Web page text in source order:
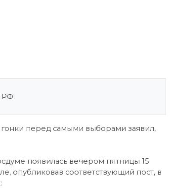
РФ.
перед самыми выборами заявил,
появилась вечером пятницы 15
опубликовав соответствующий пост, в